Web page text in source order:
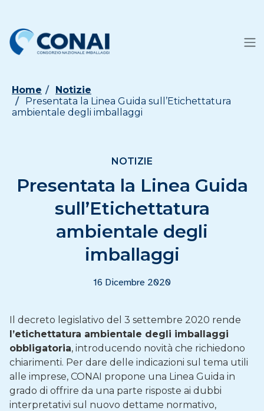
Home
Notizie
Presentata la Linea Guida sull’Etichettatura
ambientale degli imballaggi
NOTIZIE
Presentata la Linea Guida
sull’Etichettatura
ambientale degli
imballaggi
16 Dicembre 2020
Il decreto legislativo del 3 settembre 2020 rende
l’etichettatura ambientale degli imballaggi
obbligatoria, introducendo novità che richiedono
chiarimenti. Per dare delle indicazioni sul tema utili
alle imprese, CONAI propone una Linea Guida in
grado di offrire da una parte risposte ai dubbi
interpretativi sul nuovo dettame normativo,